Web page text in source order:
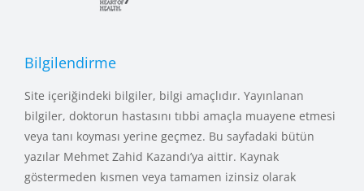
Bilgilendirme
Site içeriğindeki bilgiler, bilgi amaçlıdır. Yayınlanan
bilgiler, doktorun hastasını tıbbi amaçla muayene etmesi
veya tanı koyması yerine geçmez. Bu sayfadaki bütün
yazılar Mehmet Zahid Kazandı’ya aittir. Kaynak
göstermeden kısmen veya tamamen izinsiz olarak